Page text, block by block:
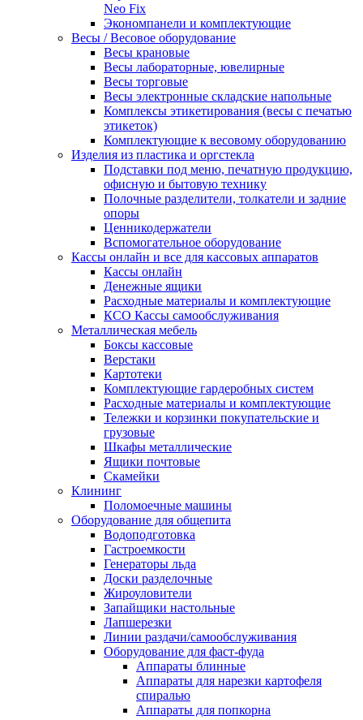
Neo Fix
Экономпанели и комплектующие
Весы / Весовое оборудование
Весы крановые
Весы лабораторные, ювелирные
Весы торговые
Весы электронные складские напольные
Комплексы этикетирования (весы с печатью
этикеток)
Комплектующие к весовому оборудованию
Изделия из пластика и оргстекла
Подставки под меню, печатную продукцию,
офисную и бытовую технику
Полочные разделители, толкатели и задние
опоры
Ценникодержатели
Вспомогательное оборудование
Кассы онлайн и все для кассовых аппаратов
Кассы онлайн
Денежные ящики
Расходные материалы и комплектующие
КСО Кассы самообслуживания
Металлическая мебель
Боксы кассовые
Верстаки
Картотеки
Комплектующие гардеробных систем
Расходные материалы и комплектующие
Тележки и корзинки покупательские и
грузовые
Шкафы металлические
Ящики почтовые
Скамейки
Клининг
Поломоечные машины
Оборудование для общепита
Водоподготовка
Гастроемкости
Генераторы льда
Доски разделочные
Жироуловители
Запайщики настольные
Лапшерезки
Линии раздачи/самообслуживания
Оборудование для фаст-фуда
Аппараты блинные
Аппараты для нарезки картофеля
спиралью
Аппараты для попкорна